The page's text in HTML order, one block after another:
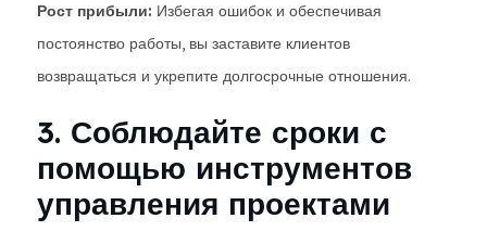
Рост прибыли: Избегая ошибок и обеспечивая
постоянство работы, вы заставите клиентов
возвращаться и укрепите долгосрочные отношения.
3. Соблюдайте сроки с
помощью инструментов
управления проектами